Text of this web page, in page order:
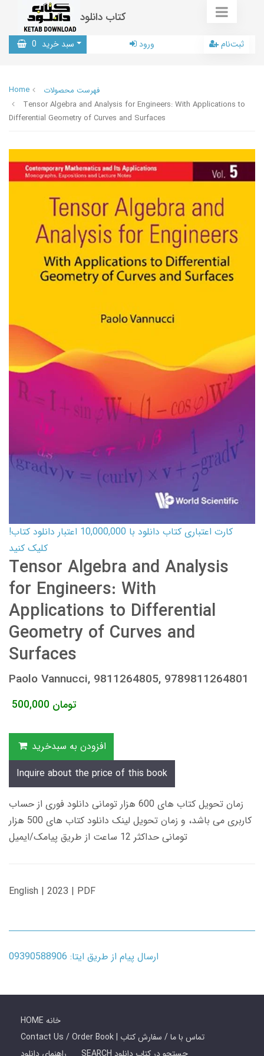
کتاب دانلود
سبد خرید 0 ورود ثبت‌نام
Home
فهرست محصولات
Tensor Algebra and Analysis for Engineers: With Applications to
Differential Geometry of Curves and Surfaces
کارت اعتباری کتاب دانلود با 10,000,000 اعتبار دانلود کتاب!
کلیک کنید
Tensor Algebra and Analysis
for Engineers: With
Applications to Differential
Geometry of Curves and
Surfaces
Paolo Vannucci, 9811264805, 9789811264801
500,000 تومان
افزودن به سبدخرید
Inquire about the price of this book
زمان تحویل کتاب های 600 هزار تومانی دانلود فوری از حساب
کاربری می باشد، و زمان تحویل لینک دانلود کتاب های 500 هزار
تومانی حداکثر 12 ساعت از طریق پیامک/ایمیل
English | 2023 | PDF
ارسال پیام از طریق ایتا: 09390588906
HOME خانه
Contact Us / Order Book | تماس با ما / سفارش کتاب